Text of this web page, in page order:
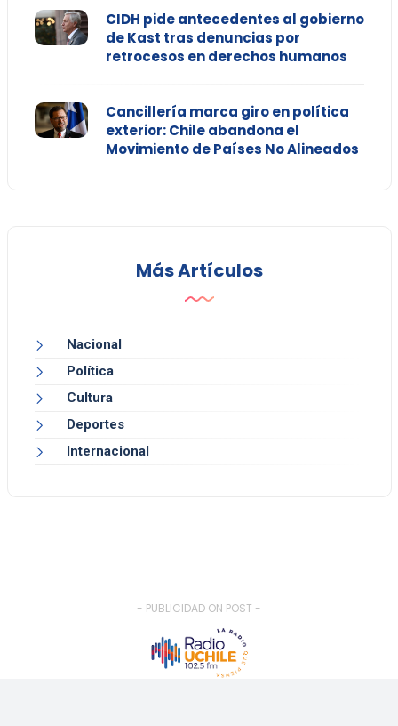
CIDH pide antecedentes al gobierno
de Kast tras denuncias por
retrocesos en derechos humanos
Cancillería marca giro en política
exterior: Chile abandona el
Movimiento de Países No Alineados
Más Artículos
Nacional
Política
Cultura
Deportes
Internacional
- PUBLICIDAD ON POST -